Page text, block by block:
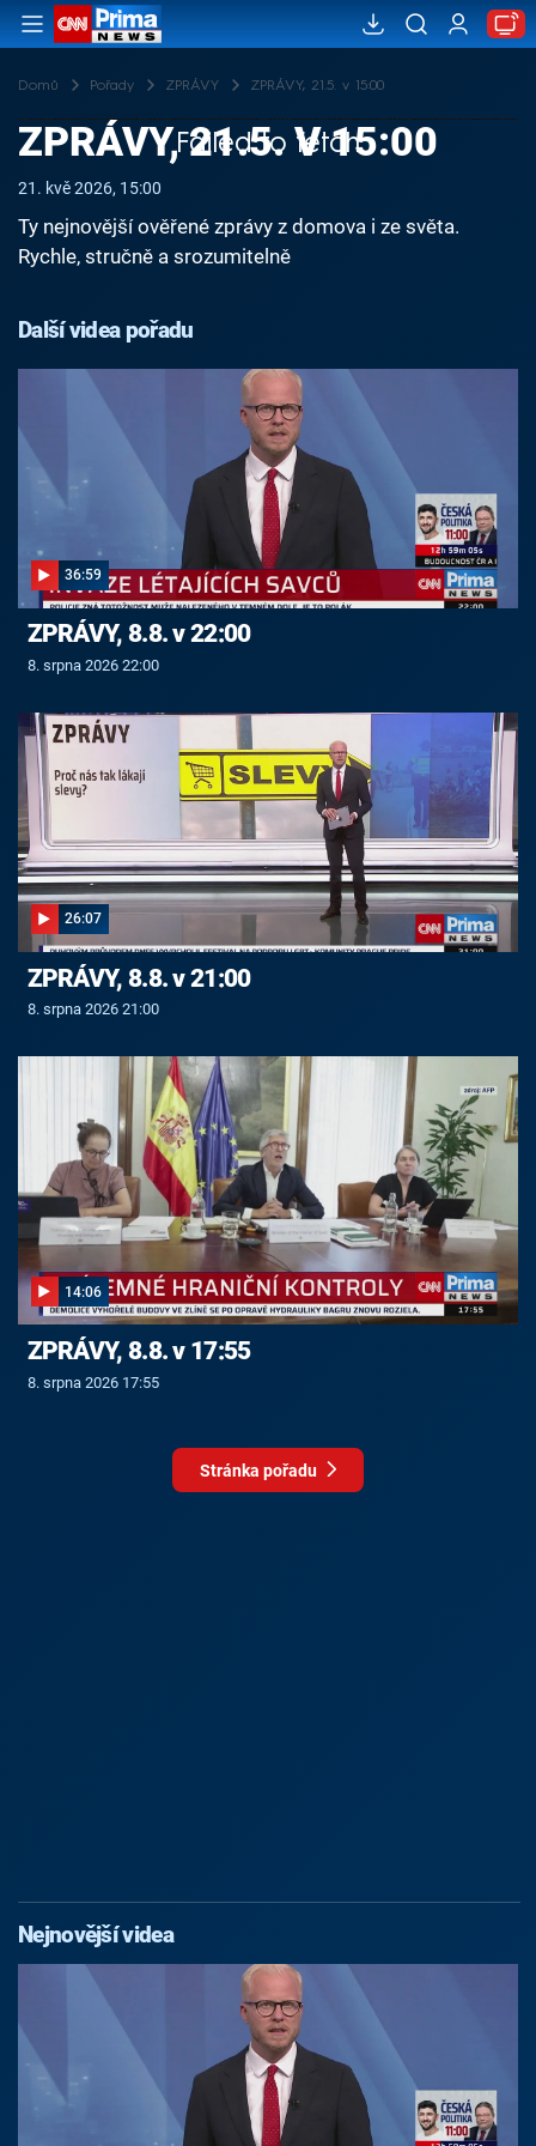
Domů Pořady ZPRÁVY ZPRÁVY, 21.5. v 15:00
Failed to fetch
ZPRÁVY, 21.5. V 15:00
21. kvě 2026, 15:00
Ty nejnovější ověřené zprávy z domova i ze světa.
Rychle, stručně a srozumitelně
Další videa pořadu
36:59
ZPRÁVY, 8.8. v 22:00
8. srpna 2026 22:00
26:07
ZPRÁVY, 8.8. v 21:00
8. srpna 2026 21:00
14:06
ZPRÁVY, 8.8. v 17:55
8. srpna 2026 17:55
Stránka pořadu
Nejnovější videa